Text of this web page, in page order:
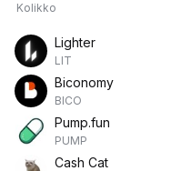
Kolikko
Lighter
LIT
Biconomy
BICO
Pump.fun
PUMP
Cash Cat